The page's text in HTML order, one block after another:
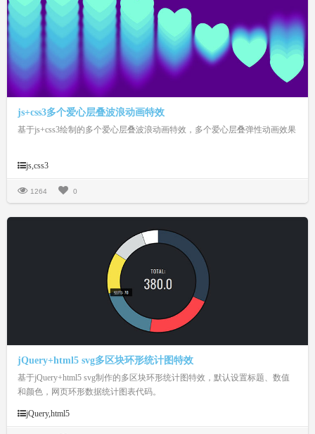
js+css3多个爱心层叠波浪动画特效
基于js+css3绘制的多个爱心层叠波浪动画特效，多个爱心层叠弹性动画效果
js,css3
1264 0
jQuery+html5 svg多区块环形统计图特效
基于jQuery+html5 svg制作的多区块环形统计图特效，默认设置标题、数值
和颜色，网页环形数据统计图表代码。
jQuery,html5